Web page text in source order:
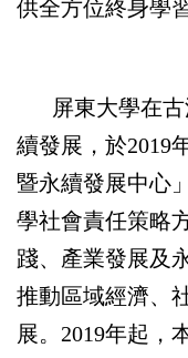
供全方位終身學
屏東大學在
續發展，於2019
暨永續發展中心
學社會責任策略
踐、產業發展及
推動區域經濟、
展。2019年起，